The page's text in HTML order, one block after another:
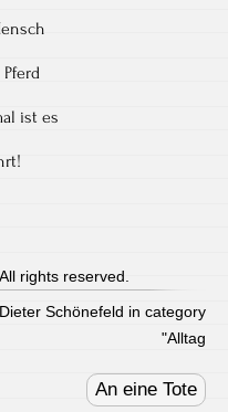
ist es
rights reserved.
Schönefeld in category
"Alltag
An eine Tote